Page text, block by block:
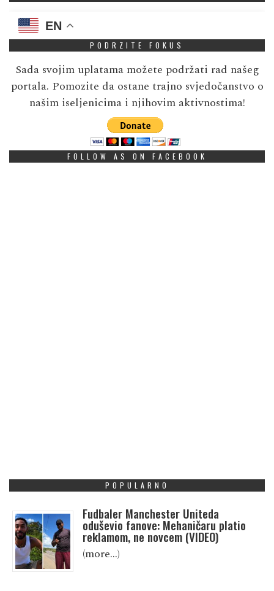
EN
PODRZITE FOKUS
Sada svojim uplatama možete podržati rad našeg
portala. Pomozite da ostane trajno svjedočanstvo o
našim iseljenicima i njihovim aktivnostima!
FOLLOW AS ON FACEBOOK
POPULARNO
Fudbaler Manchester Uniteda
oduševio fanove: Mehaničaru platio
reklamom, ne novcem (VIDEO)
(more…)